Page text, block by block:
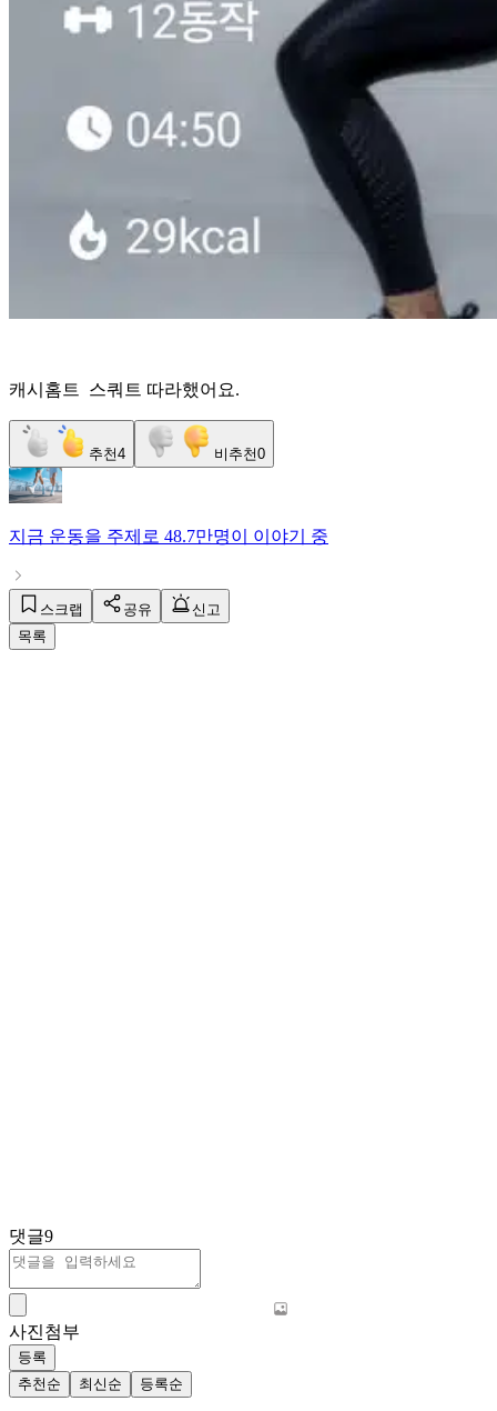
캐시홈트 스쿼트 따라했어요.
추천4 비추천0
지금 운동을 주제로 48.7만명이 이야기 중
스크랩 공유
신고
목록
댓글9
사진첨부
등록
추천순
최신순 등록순